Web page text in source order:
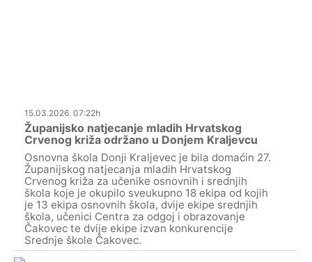
15.03.2026. 07:22h
Županijsko natjecanje mladih Hrvatskog
Crvenog križa održano u Donjem Kraljevcu
Osnovna škola Donji Kraljevec je bila domaćin 27.
Županijskog natjecanja mladih Hrvatskog
Crvenog križa za učenike osnovnih i srednjih
škola koje je okupilo sveukupno 18 ekipa od kojih
je 13 ekipa osnovnih škola, dvije ekipe srednjih
škola, učenici Centra za odgoj i obrazovanje
Čakovec te dvije ekipe izvan konkurencije
Srednje škole Čakovec.